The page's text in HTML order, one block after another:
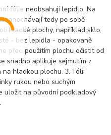
fólie neobsahují lepidlo. Na
tedy po sobě
hladké plochy, například sklo,
- bez lepidla - opakovaně
před použitím plochu očistit od
snadno aplikuje sejmutím z
hladkou plochu. 3. Fólii
rukou nebo suchým
uložit na původní podkladový